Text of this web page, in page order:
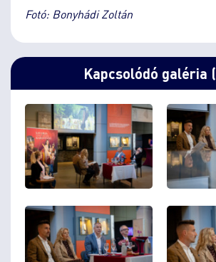
Fotó: Bonyhádi Zoltán
Kapcsolódó galéria